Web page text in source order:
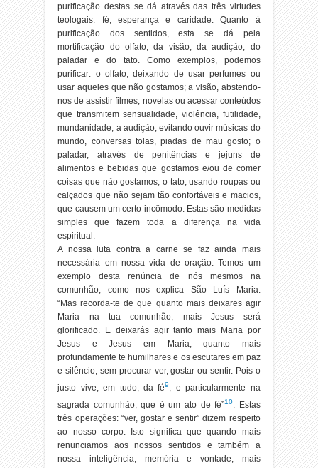
purificação destas se dá através das três virtudes
teologais: fé, esperança e caridade. Quanto à
purificação dos sentidos, esta se dá pela
mortificação do olfato, da visão, da audição, do
paladar e do tato. Como exemplos, podemos
purificar: o olfato, deixando de usar perfumes ou
usar aqueles que não gostamos; a visão, abstendo-
nos de assistir filmes, novelas ou acessar conteúdos
que transmitem sensualidade, violência, futilidade,
mundanidade; a audição, evitando ouvir músicas do
mundo, conversas tolas, piadas de mau gosto; o
paladar, através de penitências e jejuns de
alimentos e bebidas que gostamos e/ou de comer
coisas que não gostamos; o tato, usando roupas ou
calçados que não sejam tão confortáveis e macios,
que causem um certo incômodo. Estas são medidas
simples que fazem toda a diferença na vida
espiritual.
A nossa luta contra a carne se faz ainda mais
necessária em nossa vida de oração. Temos um
exemplo desta renúncia de nós mesmos na
comunhão, como nos explica São Luís Maria:
“Mas recorda-te de que quanto mais deixares agir
Maria na tua comunhão, mais Jesus será
glorificado. E deixarás agir tanto mais Maria por
Jesus e Jesus em Maria, quanto mais
profundamente te humilhares e os escutares em paz
e silêncio, sem procurar ver, gostar ou sentir. Pois o
justo vive, em tudo, da fé9, e particularmente na
sagrada comunhão, que é um ato de fé”10. Estas
três operações: “ver, gostar e sentir” dizem respeito
ao nosso corpo. Isto significa que quando mais
renunciamos aos nossos sentidos e também a
nossa inteligência, memória e vontade, mais